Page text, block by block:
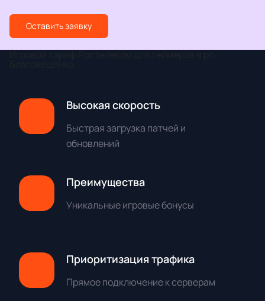
Оставить заявку
Высокая скорость
Быстрая загрузка патчей и
обновлений
Преимущества
Уникальные игровые бонусы
Приоритизация трафика
Прямое подключение к серверам